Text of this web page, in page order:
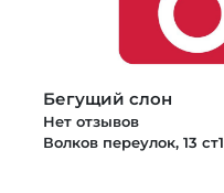
Бегущий слон
Нет отзывов
Волков переулок, 13 ст1